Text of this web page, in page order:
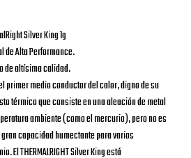
Silver King 1g
de Alta Performance.
de altísima calidad.
el primer medio conductor del calor, digno de su
térmico que consiste en una aleación de metal
ambiente (como el mercurio), pero no es
capacidad humectante para varios
El THERMALRIGHT Silver King está